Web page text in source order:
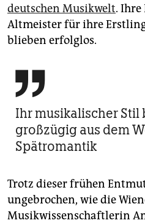
deutschen Musikwelt. Ihre
Altmeister für ihre
blieben erfolglos.

Ihr musikalischer Stil
großzügig aus dem
Spätromantik
Trotz dieser frühen
ungebrochen, wie die
Musikwissenschaftlerin